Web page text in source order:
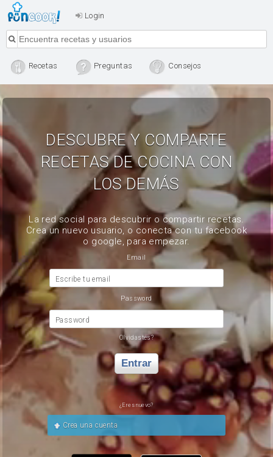
Login
Recetas Preguntas Consejos
DESCUBRE Y COMPARTE
RECETAS DE COCINA CON
LOS DEMÁS
La red social para descubrir o compartir recetas.
Crea un nuevo usuario, o conecta con tu facebook
o google, para empezar.
Email
Escribe tu email
Password
Password
Olvidastes?
Entrar
¿Eres nuevo?
Crea una cuenta